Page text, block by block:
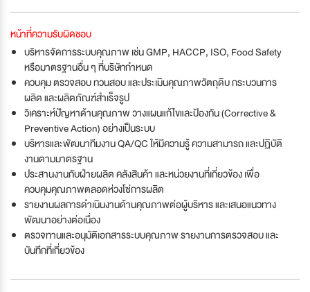
หน้าที่ความรับผิดชอบ
บริหารจัดการระบบคุณภาพ เช่น GMP, HACCP, ISO, Food Safety
หรือมาตรฐานอื่น ๆ ที่บริษัทกำหนด
ควบคุม ตรวจสอบ ทวนสอบ และประเมินคุณภาพวัตถุดิบ กระบวนการ
ผลิต และผลิตภัณฑ์สำเร็จรูป
วิเคราะห์ปัญหาด้านคุณภาพ วางแผนแก้ไขและป้องกัน (Corrective &
Preventive Action) อย่างเป็นระบบ
บริหารและพัฒนาทีมงาน QA/QC ให้มีความรู้ ความสามารถ และปฏิบัติ
งานตามมาตรฐาน
ประสานงานกับฝ่ายผลิต คลังสินค้า และหน่วยงานที่เกี่ยวข้อง เพื่อ
ควบคุมคุณภาพตลอดห่วงโซ่การผลิต
รายงานผลการดำเนินงานด้านคุณภาพต่อผู้บริหาร และเสนอแนวทาง
พัฒนาอย่างต่อเนื่อง
ตรวจทานและอนุมัติเอกสารระบบคุณภาพ รายงานการตรวจสอบ และ
บันทึกที่เกี่ยวข้อง